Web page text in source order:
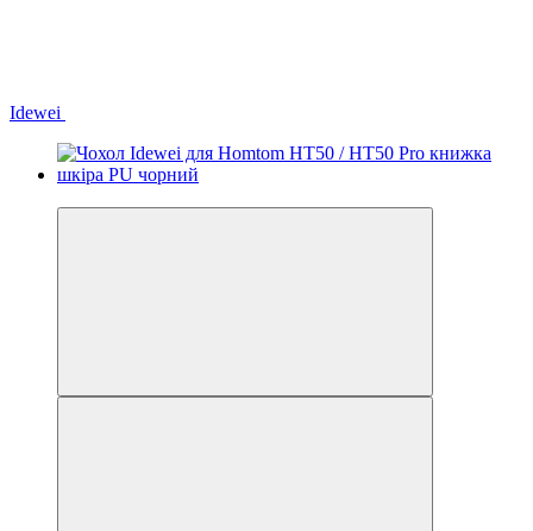
Idewei